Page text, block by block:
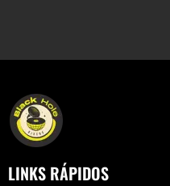
LINKS RÁPIDOS